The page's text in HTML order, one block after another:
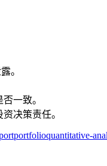
。
一致。
决策责任。
portfolioquantitative-